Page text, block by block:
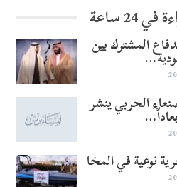
24 ساعة
المشترك بين
الحربي ينشر
نوعية في المخا